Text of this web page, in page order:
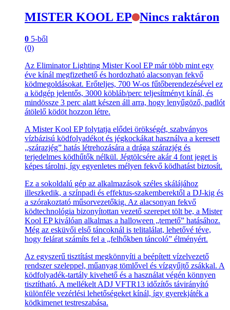
MISTER KOOL EP Nincs raktáron
0 5-ből
(0)
Az Eliminator Lighting Mister Kool EP már több mint egy
éve kínál megfizethető és hordozható alacsonyan fekvő
ködmegoldásokat. Erőteljes, 700 W-os fűtőberendezésével ez
a ködgép jelentős, 3000 köbláb/perc teljesítményt kínál, és
mindössze 3 perc alatt készen áll arra, hogy lenyűgöző, padlót
átölelő ködöt hozzon létre.
A Mister Kool EP folytatja elődei örökségét, szabványos
vízbázisú ködfolyadékot és jégkockákat használva a keresett
„szárazjég” hatás létrehozására a drága szárazjég és
terjedelmes ködhűtők nélkül. Jégtölcsére akár 4 font jeget is
képes tárolni, így egyenletes mélyen fekvő ködhatást biztosít.
Ez a sokoldalú gép az alkalmazások széles skálájához
illeszkedik, a színpadi és effektus-szakemberektől a DJ-kig és
a szórakoztató műsorvezetőkig. Az alacsonyan fekvő
ködtechnológia bizonyítottan vezető szerepet tölt be, a Mister
Kool EP kiválóan alkalmas a halloween „temető” hatásához.
Még az esküvői első táncoknál is telitalálat, lehetővé téve,
hogy felárat számíts fel a „felhőkben táncoló” élményért.
Az egyszerű tisztítást megkönnyíti a beépített vízelvezető
rendszer szeleppel, műanyag tömlővel és vízgyűjtő zsákkal. A
ködfolyadék-tartály kivehető és a használat végén könnyen
tisztítható. A mellékelt ADJ VFTR13 időzítős távirányító
különféle vezérlési lehetőségeket kínál, így gyerekjáték a
ködkimenet testreszabása.